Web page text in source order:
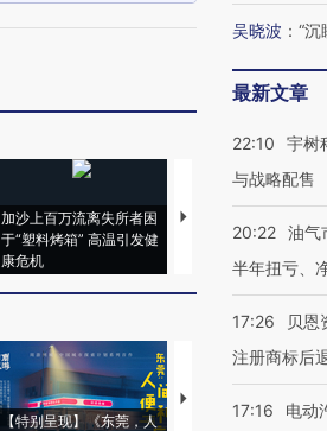
加沙上百万流离失所者困
于“塑料烤箱” 高温引发健
康危机
视线｜HYROX的吸金
术：是什么让中产们甘
心“花钱找虐”？
【特别呈现】《东莞，人
【推广】走进第四届链
会，让数智科技“链”
吴晓波 ： “沉
最新文章
22:10
宇树
与战略配售
20:22 油气
半年扭亏、
17:26
贝恩
注册商标后
17:16
电动